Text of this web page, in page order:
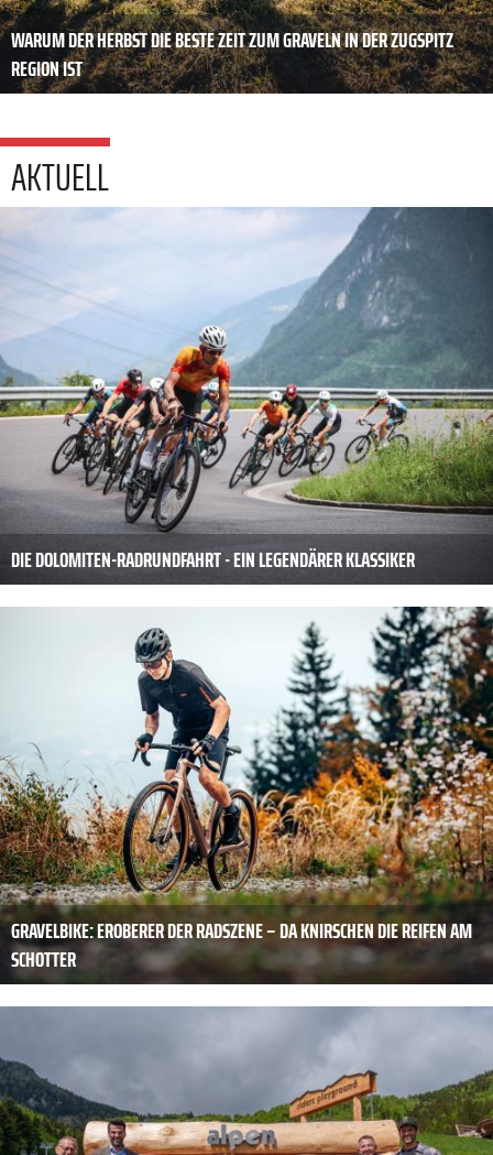
WARUM DER HERBST DIE BESTE ZEIT ZUM GRAVELN IN DER ZUGSPITZ
REGION IST
AKTUELL
DIE DOLOMITEN-RADRUNDFAHRT - EIN LEGENDÄRER KLASSIKER
GRAVELBIKE: EROBERER DER RADSZENE – DA KNIRSCHEN DIE REIFEN AM
SCHOTTER